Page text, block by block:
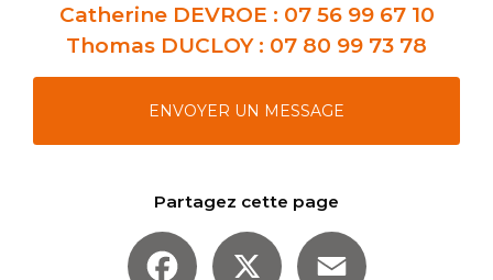
Catherine DEVROE : 07 56 99 67 10
Thomas DUCLOY : 07 80 99 73 78
ENVOYER UN MESSAGE
Partagez cette page
Facebook